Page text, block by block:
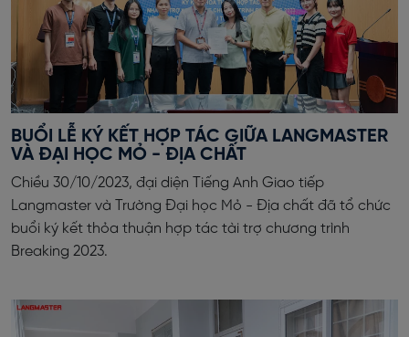
BUỔI LỄ KÝ KẾT HỢP TÁC GIỮA LANGMASTER
VÀ ĐẠI HỌC MỎ - ĐỊA CHẤT
Chiều 30/10/2023, đại diện Tiếng Anh Giao tiếp
Langmaster và Trường Đại học Mỏ - Địa chất đã tổ chức
buổi ký kết thỏa thuận hợp tác tài trợ chương trình
Breaking 2023.